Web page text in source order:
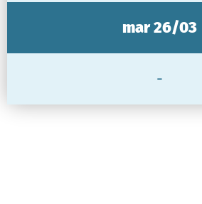
mar 26/03
-